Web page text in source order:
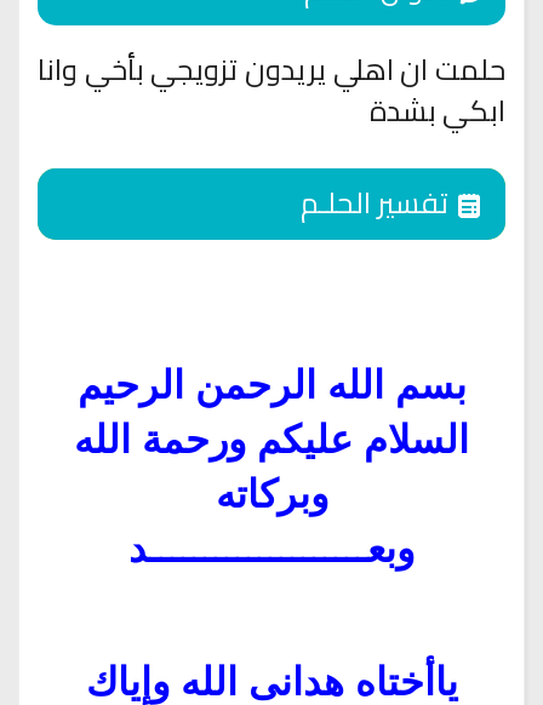
حلمت ان اهلي يريدون تزويجي بأخي وانا
ابكي بشدة
بسم الله الرحمن الرحيم
السلام عليكم ورحمة الله
وبركاته
وبعــــــــــــــــــــد
ياأختاه هدانى الله وإياك